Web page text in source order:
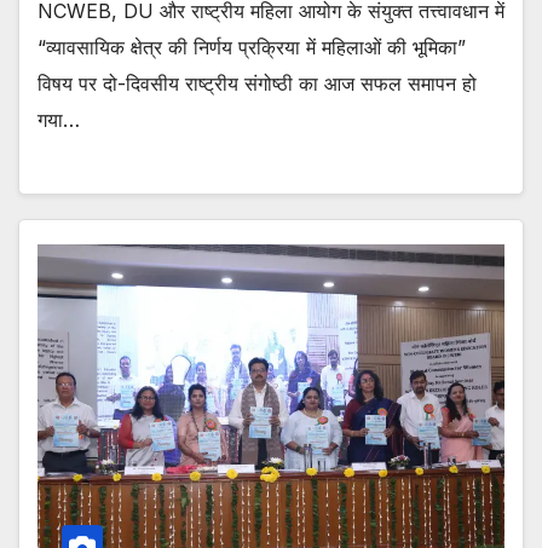
NCWEB, DU और राष्ट्रीय महिला आयोग के संयुक्त तत्त्वावधान में
“व्यावसायिक क्षेत्र की निर्णय प्रक्रिया में महिलाओं की भूमिका”
विषय पर दो-दिवसीय राष्ट्रीय संगोष्ठी का आज सफल समापन हो
गया…